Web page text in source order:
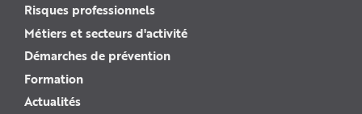
Risques professionnels
Métiers et secteurs d'activité
Démarches de prévention
Formation
Actualités